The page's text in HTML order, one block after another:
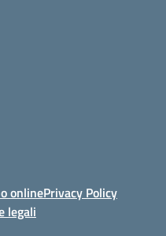
onlinePrivacy Policy
legali